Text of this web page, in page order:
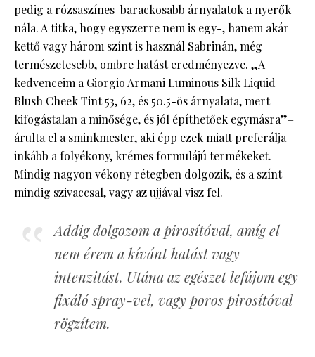
pedig a rózsaszínes-barackosabb árnyalatok a nyerők
nála. A titka, hogy egyszerre nem is egy-, hanem akár
kettő vagy három színt is használ Sabrinán, még
természetesebb, ombre hatást eredményezve. „A
kedvenceim a Giorgio Armani Luminous Silk Liquid
Blush Cheek Tint 53, 62, és 50.5-ös árnyalata, mert
kifogástalan a minősége, és jól építhetőek egymásra”–
árulta el a sminkmester, aki épp ezek miatt preferálja
inkább a folyékony, krémes formulájú termékeket.
Mindig nagyon vékony rétegben dolgozik, és a színt
mindig szivaccsal, vagy az ujjával visz fel.
Addig dolgozom a pirosítóval, amíg el
nem érem a kívánt hatást vagy
intenzitást. Utána az egészet lefújom egy
fixáló spray-vel, vagy poros pirosítóval
rögzítem.